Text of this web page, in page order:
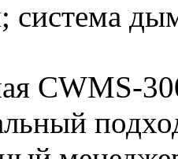
система
СWMS-